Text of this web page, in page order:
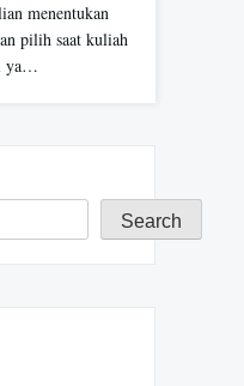
menentukan
pilih saat kuliah
ya…
Search